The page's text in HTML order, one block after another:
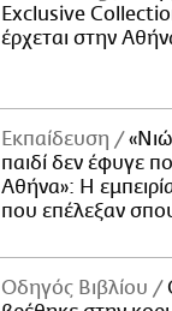
Exclusive
έρχεται στην
Εκπαίδευση
παιδί δεν έφυγε
Αθήνα»: Η
που επέλεξαν
Οδηγός Βιβλίου